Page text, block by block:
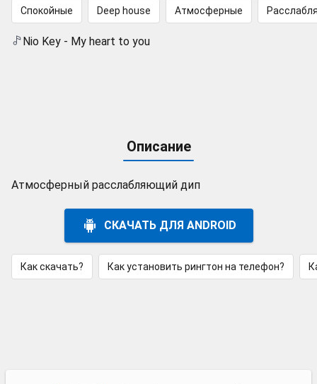
Спокойные Deep house Атмосферные
Nio Key - My heart to you
Описание
Атмосферный расслабляющий дип
СКАЧАТЬ ДЛЯ ANDROID
Как скачать? Как установить рингтон на телефон?